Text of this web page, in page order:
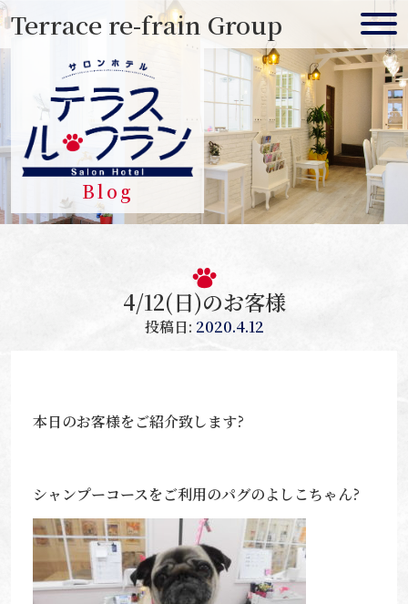
Skip
content
Terrace re-frain Group
Blog
4/12(日)のお客様
投稿日: 2020.4.12
本日のお客様をご紹介致します?
シャンプーコースをご利用のパグのよしこちゃん?